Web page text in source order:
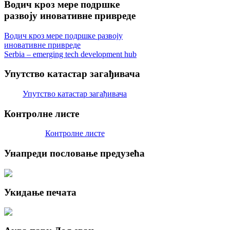
Водич кроз мере подршке
развоју иновативне привреде
Водич кроз мере подршке развоју
иновативне привреде
Serbia – emerging tech development hub
Упутство катастар загађивача
Упутство катастар загађивача
Контролне листе
Контролне листе
Унапреди пословање предузећа
Укидање печата